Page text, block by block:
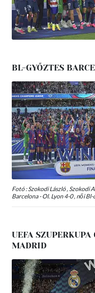
BL-GYŐZTES
Fotó : Szokodi László , Szokodi
Barcelona - Ol. Lyon 4-0 , női
UEFA SZUPERKUPA
MADRID